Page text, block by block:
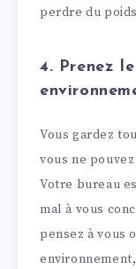
perdre du
4. Prenez
Vous gardez
vous ne
Votre bureau
mal à vous
pensez à vous